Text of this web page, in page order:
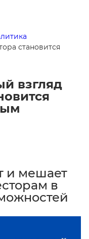
становится
взгляд
и мешает
в